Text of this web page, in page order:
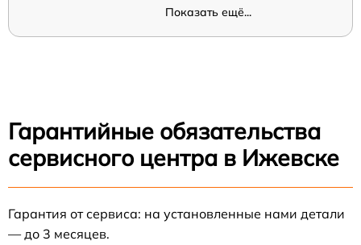
Показать ещё...
Гарантийные обязательства
сервисного центра в Ижевске
Гарантия от сервиса: на установленные нами детали
— до 3 месяцев.